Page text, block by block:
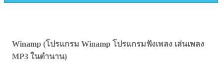
Winamp (โปรแกรม Winamp โปรแกรมฟังเพลง เล่นเพลง
MP3 ในตำนาน)